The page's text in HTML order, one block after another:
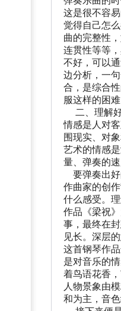
这是很不容
觉得自己怎
曲的完整性
连贯性等等
不好，可以
边分析，一
合，是综合
服这样的困
二、理解
情感是人对
围现实、对
艺术的情感
量、弹奏的
要弹奏出好
作曲家的创
什么感受。
作品《梁祝
事，最终在
见长。深层
这首钢琴作
是对音乐的
着鸟语花香
人物景象由
和为主，音